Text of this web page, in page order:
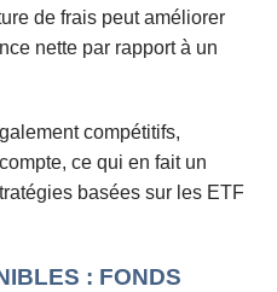
de frais peut améliorer
nette par rapport à un
compétitifs,
ce qui en fait un
basées sur les ETF
: FONDS